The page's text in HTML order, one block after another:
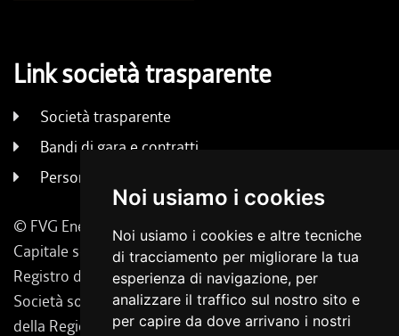
Noi usiamo i cookies
Noi usiamo i cookies e altre tecniche
di tracciamento per migliorare la tua
esperienza di navigazione, per
analizzare il traffico sul nostro sito e
per capire da dove arrivano i nostri
Link società trasparente
Società trasparente
Bandi di gara e contratti
Persone e uffici
© FVG Energia S.p.A. - Tutti i diritti riservati
Capitale sociale 130.000 € i.v. | Codice Fiscale, Iscrizione
Registro delle Imprese di Udine 02431160304
Società soggetta a direzione e coordinamento da parte
della Regione Friuli Venezia Giulia.